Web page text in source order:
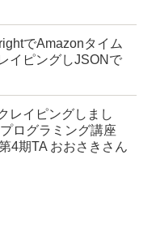
でAmazonタイム
イピングしJSONで
レイピングしまし
ログラミング講座
4期TA おおさきさん